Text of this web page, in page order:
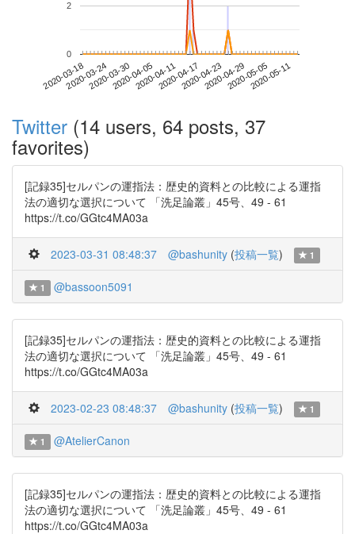
2020-03-182020-03-242020-03-302020-04-052020-04-112020-04-172020-04-232020-04-292020-05-052020-05-11
0
2
Twitter (14 users, 64 posts, 37
favorites)
[記録35]セルパンの運指法：歴史的資料との比較による運指
法の適切な選択について 「洗足論叢」45号、49 - 61
https://t.co/GGtc4MA03a
2023-03-31 08:48:37 @bashunity (投稿一覧) 1
1 @bassoon5091
[記録35]セルパンの運指法：歴史的資料との比較による運指
法の適切な選択について 「洗足論叢」45号、49 - 61
https://t.co/GGtc4MA03a
2023-02-23 08:48:37 @bashunity (投稿一覧) 1
1 @AtelierCanon
[記録35]セルパンの運指法：歴史的資料との比較による運指
法の適切な選択について 「洗足論叢」45号、49 - 61
https://t.co/GGtc4MA03a